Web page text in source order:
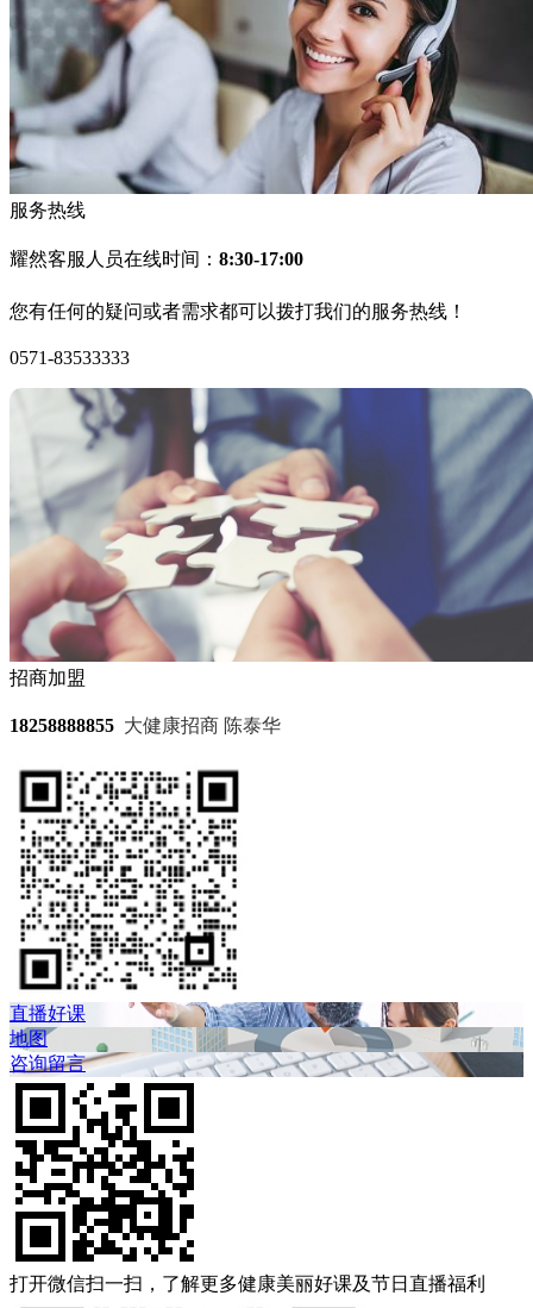
服务热线
耀然客服人员在线时间： 8:30-17:00
您有任何的疑问或者需求都可以拨打我们的服务热线！
0571-83533333
招商加盟
18258888855 大健康招商 陈泰华
直播好课
地图
咨询留言
打开微信扫一扫，了解更多健康美丽好课及节日直播福利